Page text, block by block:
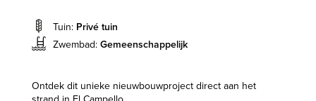
Tuin: Privé tuin
Zwembad: Gemeenschappelijk
Ontdek dit unieke nieuwbouwproject direct aan het